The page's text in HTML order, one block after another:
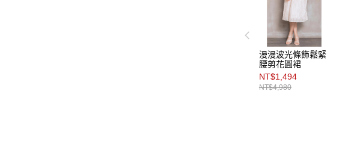
漫漫波光條飾鬆緊
腰剪花圓裙
NT$1,494
NT$4,980